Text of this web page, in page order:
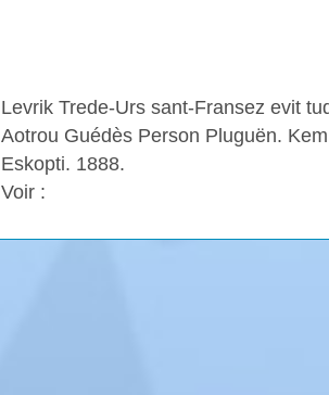
Levrik Trede-Urs sant-Fransez evit
Aotrou Guédès Person Pluguën.
Eskopti. 1888.
Voir :